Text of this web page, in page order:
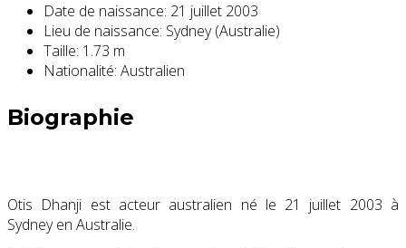
Date de naissance: 21 juillet 2003
Lieu de naissance: Sydney (Australie)
Taille: 1.73 m
Nationalité: Australien
Biographie
Otis Dhanji est acteur australien né le 21 juillet 2003 à
Sydney en Australie.